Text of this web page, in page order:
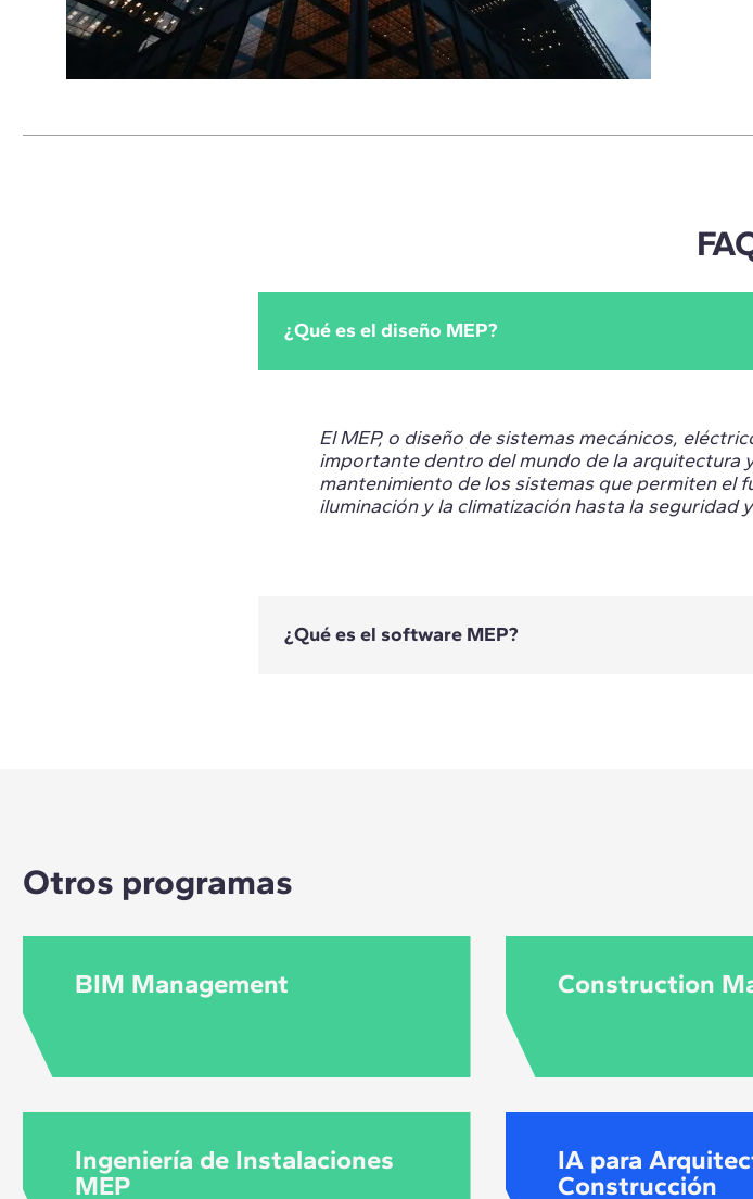
¿Qué es el diseño MEP?
El MEP, o diseño de sistemas mecánicos,
importante dentro del mundo de la arquitectura
mantenimiento de los sistemas que permiten el
iluminación y la climatización hasta la seguridad
¿Qué es el software MEP?
Otros programas
BIM Management Construction
Ingeniería de Instalaciones
MEP
IA para
Construcción